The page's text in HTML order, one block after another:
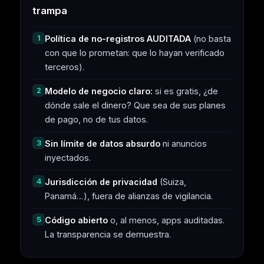
trampa
1 Política de no-registros AUDITADA (no basta
con que lo prometan: que lo hayan verificado
terceros).
2 Modelo de negocio claro: si es gratis, ¿de
dónde sale el dinero? Que sea de sus planes
de pago, no de tus datos.
3 Sin límite de datos absurdo ni anuncios
inyectados.
4 Jurisdicción de privacidad (Suiza,
Panamá…), fuera de alianzas de vigilancia.
5 Código abierto o, al menos, apps auditadas.
La transparencia se demuestra.